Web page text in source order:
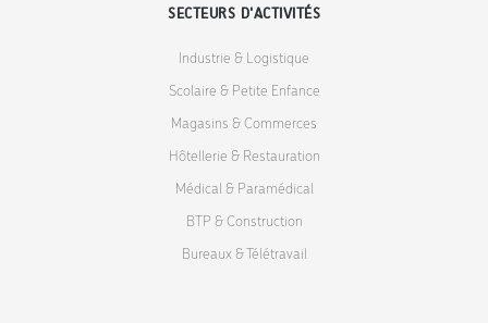
SECTEURS D'ACTIVITÉS
Industrie & Logistique
Scolaire & Petite Enfance
Magasins & Commerces
Hôtellerie & Restauration
Médical & Paramédical
BTP & Construction
Bureaux & Télétravail